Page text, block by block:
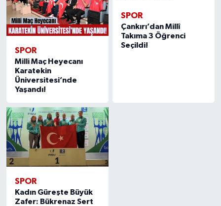
SPOR
Milli Maç Heyecanı
Karatekin
Üniversitesi’nde
Yaşandı!
SPOR
Çankırı’dan Millî
Takıma 3 Öğrenci
Seçildi!
SPOR
Kadın Güreşte Büyük
Zafer: Bükrenaz Sert